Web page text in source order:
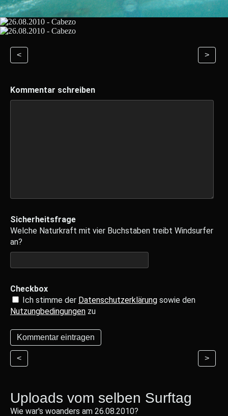
< >
Kommentar schreiben
Sicherheitsfrage
Welche Naturkraft mit vier Buchstaben treibt Windsurfer
an?
Checkbox
Ich stimme der Datenschutzerklärung sowie den
Nutzungbedingungen zu
< >
Uploads vom selben Surftag
Wie war's woanders am 26.08.2010?